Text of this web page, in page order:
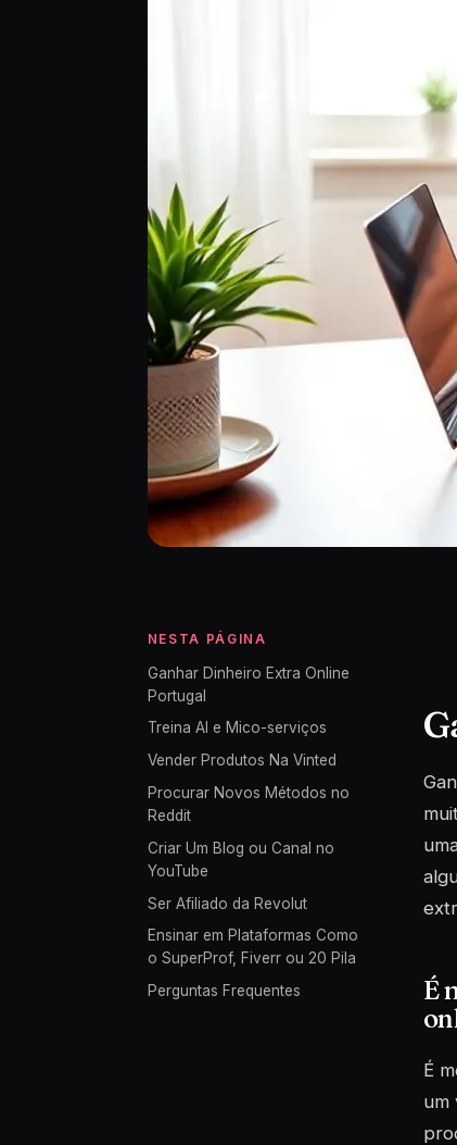
NESTA PÁGINA
Ganhar Dinheiro Extra Online
Portugal
Treina AI e Mico-serviços
Vender Produtos Na Vinted
Procurar Novos Métodos no
Reddit
Criar Um Blog ou Canal no
YouTube
Ser Afiliado da Revolut
Ensinar em Plataformas Como
o SuperProf, Fiverr ou 20 Pila
Perguntas Frequentes
É
É
um